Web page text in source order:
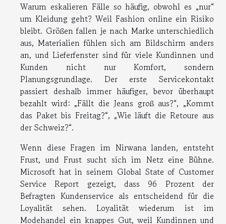
Warum eskalieren Fälle so häufig, obwohl es „nur“
um Kleidung geht? Weil Fashion online ein Risiko
bleibt. Größen fallen je nach Marke unterschiedlich
aus, Materialien fühlen sich am Bildschirm anders
an, und Lieferfenster sind für viele Kundinnen und
Kunden nicht nur Komfort, sondern
Planungsgrundlage. Der erste Servicekontakt
passiert deshalb immer häufiger, bevor überhaupt
bezahlt wird: „Fällt die Jeans groß aus?“, „Kommt
das Paket bis Freitag?“, „Wie läuft die Retoure aus
der Schweiz?“.
Wenn diese Fragen im Nirwana landen, entsteht
Frust, und Frust sucht sich im Netz eine Bühne.
Microsoft hat in seinem Global State of Customer
Service Report gezeigt, dass 96 Prozent der
Befragten Kundenservice als entscheidend für die
Loyalität sehen. Loyalität wiederum ist im
Modehandel ein knappes Gut, weil Kundinnen und